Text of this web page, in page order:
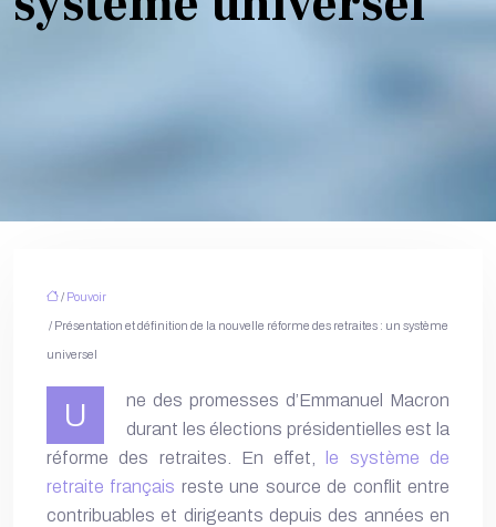
/ Pouvoir
/ Présentation et définition de la nouvelle réforme des retraites : un système
universel
U
ne des promesses d’Emmanuel Macron
durant les élections présidentielles est la
réforme des retraites. En effet,
le système de
retraite français reste une source de conflit entre
contribuables et dirigeants depuis des années en